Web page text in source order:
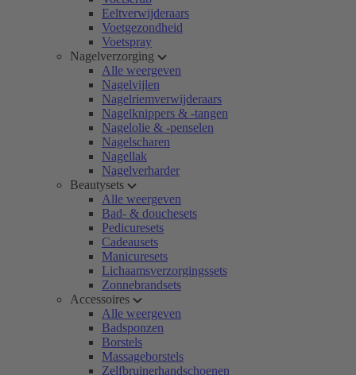
Eeltverwijderaars
Voetgezondheid
Voetspray
Nagelverzorging
Alle weergeven
Nagelvijlen
Nagelriemverwijderaars
Nagelknippers & -tangen
Nagelolie & -penselen
Nagelscharen
Nagellak
Nagelverharder
Beautysets
Alle weergeven
Bad- & douchesets
Pedicuresets
Cadeausets
Manicuresets
Lichaamsverzorgingssets
Zonnebrandsets
Accessoires
Alle weergeven
Badsponzen
Borstels
Massageborstels
Zelfbruinerhandschoenen